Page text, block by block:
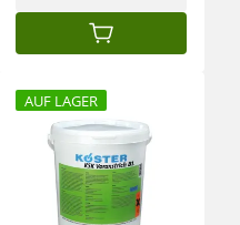
IN DEN WARENKORB
AUF LAGER